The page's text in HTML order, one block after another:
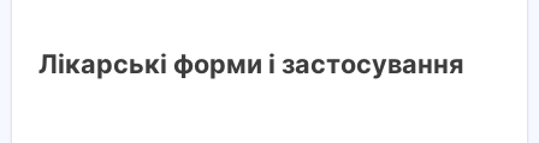
Лікарські форми і застосування